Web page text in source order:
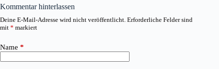
Kommentar hinterlassen
Deine E-Mail-Adresse wird nicht veröffentlicht. Erforderliche Felder sind
mit * markiert
Name *